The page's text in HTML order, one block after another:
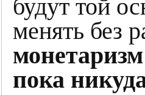
будут той
менять без
пока